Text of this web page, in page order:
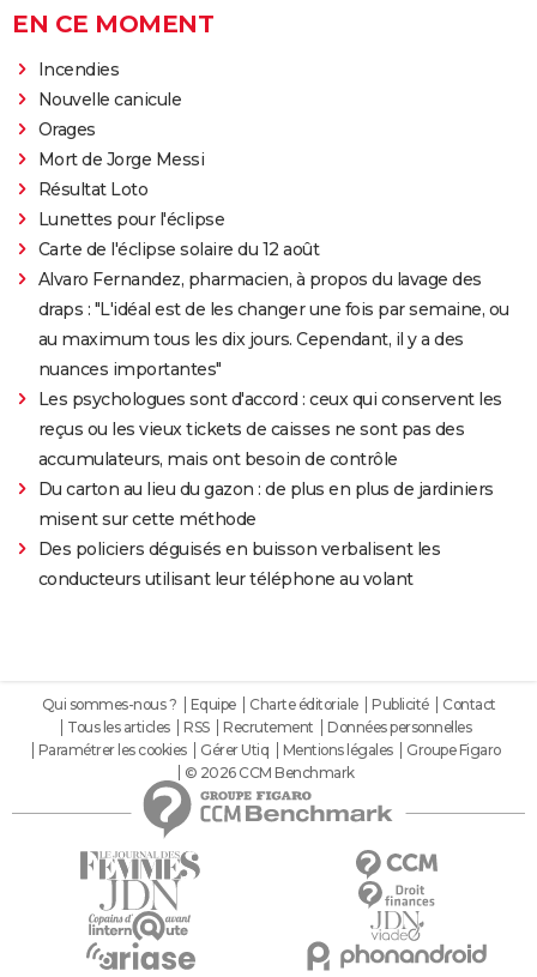
EN CE MOMENT
Incendies
Nouvelle canicule
Orages
Mort de Jorge Messi
Résultat Loto
Lunettes pour l'éclipse
Carte de l'éclipse solaire du 12 août
Alvaro Fernandez, pharmacien, à propos du lavage des
draps : "L'idéal est de les changer une fois par semaine, ou
au maximum tous les dix jours. Cependant, il y a des
nuances importantes"
Les psychologues sont d'accord : ceux qui conservent les
reçus ou les vieux tickets de caisses ne sont pas des
accumulateurs, mais ont besoin de contrôle
Du carton au lieu du gazon : de plus en plus de jardiniers
misent sur cette méthode
Des policiers déguisés en buisson verbalisent les
conducteurs utilisant leur téléphone au volant
Qui sommes-nous ? Equipe Charte éditoriale Publicité
Contact
Tous les articles
RSS Recrutement
Données personnelles
Paramétrer les cookies
Gérer Utiq Mentions légales
Groupe Figaro
© 2026 CCM Benchmark